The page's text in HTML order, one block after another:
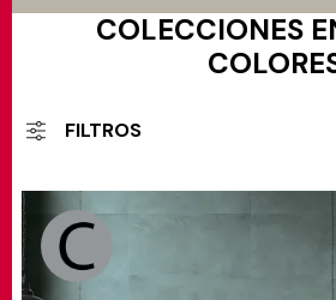
COLECCIONES
FILTROS